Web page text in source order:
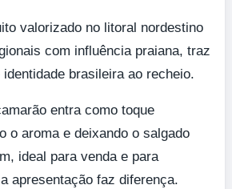
valorizado no litoral nordestino
com influência praiana, traz
brasileira ao recheio.
entra como toque
o aroma e deixando o salgado
ideal para venda e para
apresentação faz diferença.